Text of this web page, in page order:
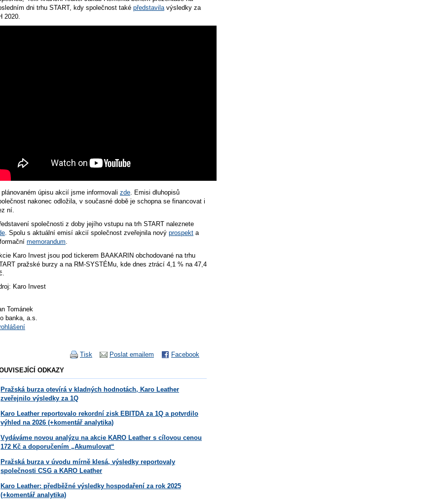
dni trhu START, kdy společnost také představila výsledky za
2020.
plánovaném úpisu akcií jsme informovali zde. Emisi dluhopisů
nakonec odložila, v současné době je schopna se financovat i
ní.
společnosti z doby jejího vstupu na trh START naleznete
. Spolu s aktuální emisí akcií společnost zveřejnila nový prospekt a
memorandum
Karo Invest jsou pod tickerem BAAKARIN obchodované na trhu
pražské burzy a na RM-SYSTÉMu, kde dnes ztrácí 4,1 % na 47,4
Karo Invest
Tománek
banka, a.s.
Facebook
Poslat emailem
Tisk
ODKAZY
Pražská burza otevírá v kladných hodnotách, Karo Leather
zveřejnilo výsledky za 1Q
Karo Leather reportovalo rekordní zisk EBITDA za 1Q a potvrdilo
výhled na 2026 (+komentář analytika)
Vydáváme novou analýzu na akcie KARO Leather s cílovou cenou
172 Kč a doporučením „Akumulovat“
Pražská burza v úvodu mírně klesá, výsledky reportovaly
společnosti CSG a KARO Leather
Karo Leather: předběžné výsledky hospodaření za rok 2025
(+komentář analytika)